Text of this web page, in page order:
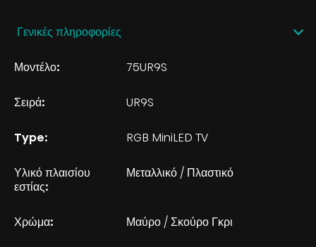
Γενικές πληροφορίες
Μοντέλο: 75UR9S
Σειρά: UR9S
Type: RGB MiniLED TV
Υλικό πλαισίου
εστίας:
Μεταλλικό / Πλαστικό
Χρώμα: Μαύρο / Σκούρο Γκρι